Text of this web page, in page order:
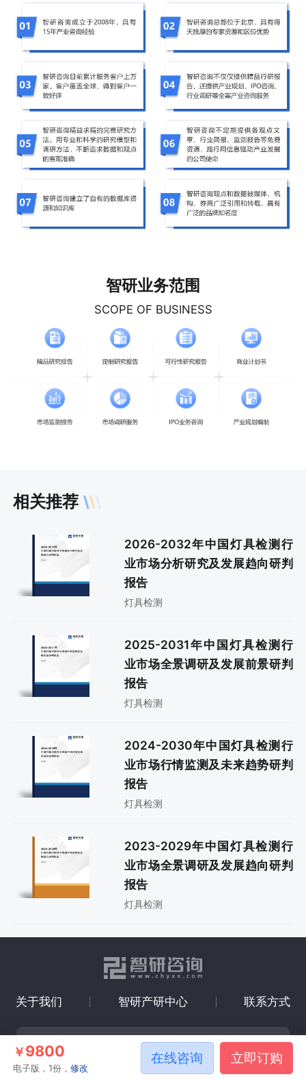
智研业务范围
SCOPE OF BUSINESS
相关推荐
2026-2032年中国灯具检测行
业市场分析研究及发展趋向研判
报告
灯具检测
2025-2031年中国灯具检测行
业市场全景调研及发展前景研判
报告
灯具检测
2024-2030年中国灯具检测行
业市场行情监测及未来趋势研判
报告
灯具检测
2023-2029年中国灯具检测行
业市场全景调研及发展趋向研判
报告
灯具检测
￥9800
电子版，1份，修改
在线咨询 立即订购
关于我们 智研产研中心 联系方式
企业微信客服
Copyright © 2008-2026 智研咨询